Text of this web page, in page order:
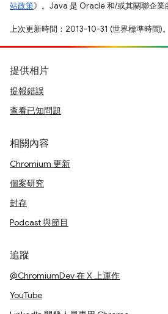
站政策》。Java 是 Oracle 和/或其關聯企業
上次更新時間：2013-10-31 (世界標準時間)。
提供相片
提報錯誤
查看已知問題
相關內容
Chromium 更新
個案研究
封存
Podcast 與節目
追蹤
@ChromiumDev 在 X 上運作
YouTube